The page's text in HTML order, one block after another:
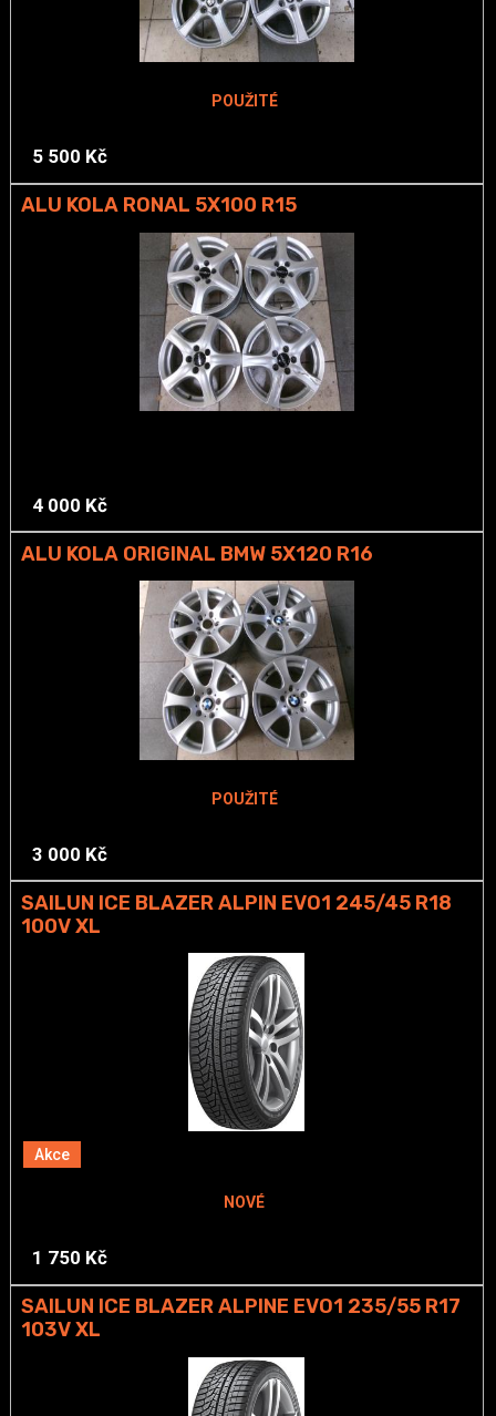
POUŽITÉ
5 500 Kč
ALU KOLA RONAL 5X100 R15
4 000 Kč
ALU KOLA ORIGINAL BMW 5X120 R16
POUŽITÉ
3 000 Kč
Akce
SAILUN ICE BLAZER ALPIN EVO1 245/45 R18
100V XL
NOVÉ
1 750 Kč
SAILUN ICE BLAZER ALPINE EVO1 235/55 R17
103V XL